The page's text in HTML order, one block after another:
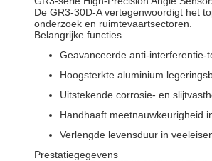
De GR3-30D-A vertegenwoordigt het
onderzoek en ruimtevaartsectoren.
Belangrijke functies
Geavanceerde anti-interferentie-
Hoogsterkte aluminium
Uitstekende corrosie- en
Handhaaft meetnauwkeurigheid
Verlengde levensduur in
Prestatiegegevens